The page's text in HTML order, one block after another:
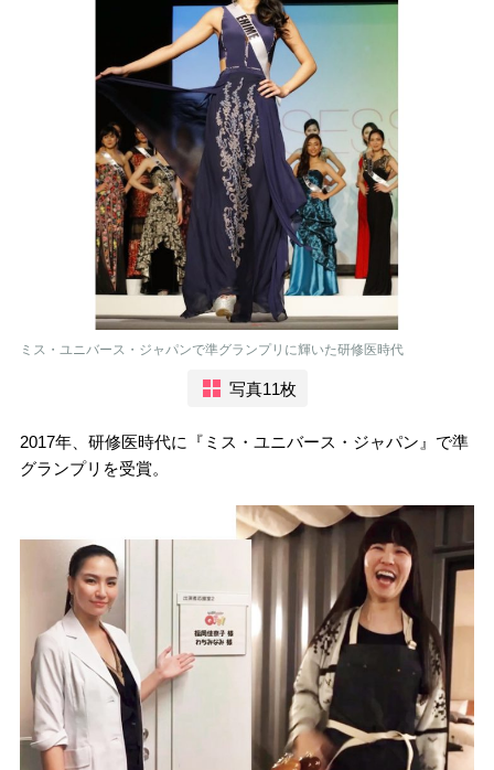
ミス・ユニバース・ジャパンで準グランプリに輝いた研修医時代
写真11枚
2017年、研修医時代に『ミス・ユニバース・ジャパン』で準
グランプリを受賞。